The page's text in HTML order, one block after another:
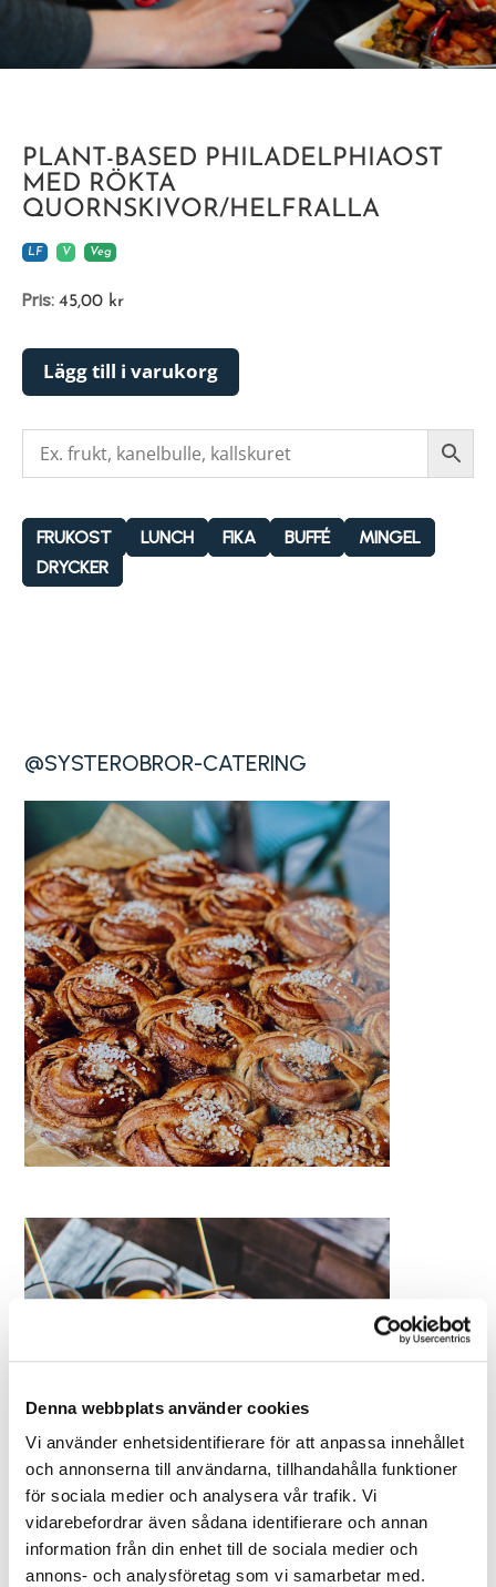
Denna webbplats använder cookies
Vi använder enhetsidentifierare för att anpassa innehållet
och annonserna till användarna, tillhandahålla funktioner
för sociala medier och analysera vår trafik. Vi
vidarebefordrar även sådana identifierare och annan
information från din enhet till de sociala medier och
annons- och analysföretag som vi samarbetar med.
PLANT-BASED PHILADELPHIAOST
MED RÖKTA
QUORNSKIVOR/HELFRALLA
LF V Veg
Pris: 45,00 kr
Lägg till i varukorg
FRUKOST LUNCH FIKA BUFFÉ
MINGEL
DRYCKER
@SYSTEROBROR-CATERING